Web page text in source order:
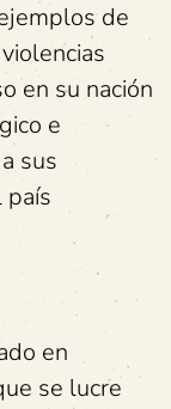
de
en su nación
e
sus
país
en
se lucre